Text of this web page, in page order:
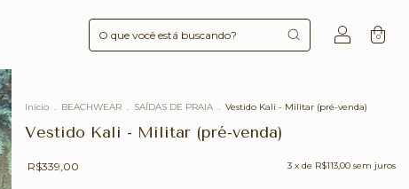
0
Início . BEACHWEAR . SAÍDAS DE PRAIA . Vestido Kali - Militar (pré-venda)
Vestido Kali - Militar (pré-venda)
R$339,00 3 x de R$113,00 sem juros